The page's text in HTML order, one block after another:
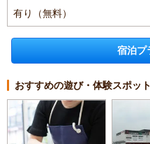
有り（無料）
宿泊プ
おすすめの遊び・体験スポット